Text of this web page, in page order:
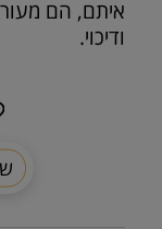
איתם, הם
ודיכוי.